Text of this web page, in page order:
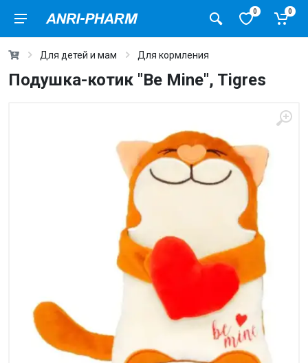
0 0
Для детей и мам Для кормления
Подушка-котик "Be Mine", Tigres